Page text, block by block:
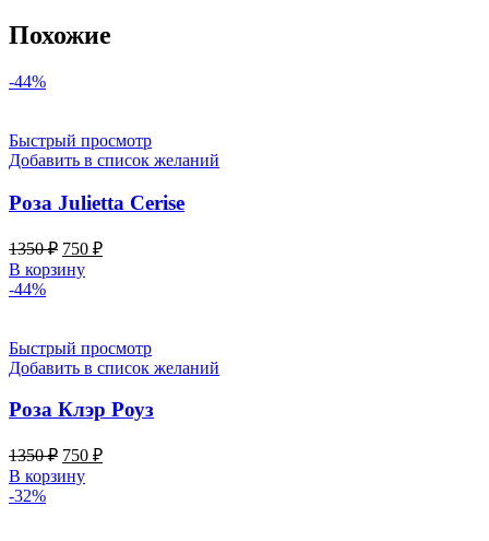
Похожие
-44%
Быстрый просмотр
Добавить в список желаний
Роза Julietta Cerise
1350₽ Первоначальная
цена
составляла
750 ₽Текущая
В корзину
-44%
Быстрый просмотр
Добавить в список желаний
Роза Клэр Роуз
1350₽ Первоначальная
цена
составляла
750 ₽Текущая
В корзину
-32%